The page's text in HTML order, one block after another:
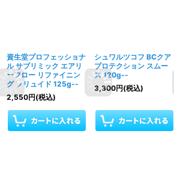
資生堂プロフェッショナ
ル サブリミック エアリ
ーフロー リファイニン
グ フリュイド 125g--
2,550円(税込)
シュワルツコフ BCクア
プロテクション スムー
ス 120g--
3,300円(税込)